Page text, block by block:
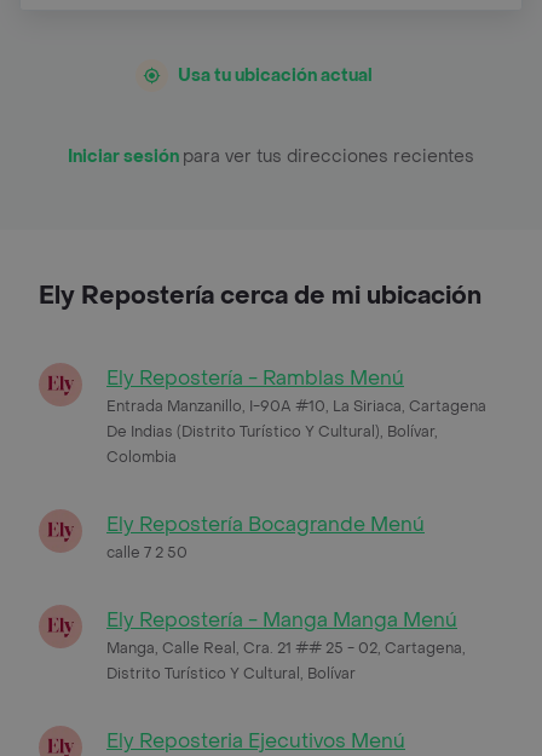
Usa tu ubicación actual
Iniciar sesión para ver tus direcciones recientes
Ely Repostería cerca de mi ubicación
Ely Repostería - Ramblas Menú
Entrada Manzanillo, I-90A #10, La Siriaca, Cartagena
De Indias (Distrito Turístico Y Cultural), Bolívar,
Colombia
Ely Repostería Bocagrande Menú
calle 7 2 50
Ely Repostería - Manga Manga Menú
Manga, Calle Real, Cra. 21 ## 25 - 02, Cartagena,
Distrito Turístico Y Cultural, Bolívar
Ely Reposteria Ejecutivos Menú